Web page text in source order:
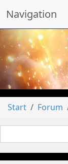
Navigation
vorheriges
Start Forum